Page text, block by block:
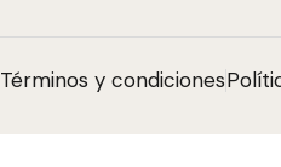
Términos y condiciones